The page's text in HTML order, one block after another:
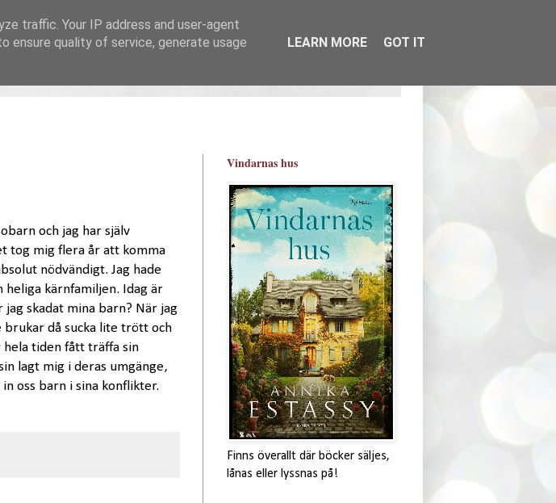
och jag har själv
tog mig flera år att komma
nödvändigt. Jag hade
kärnfamiljen. Idag är
skadat mina barn? När jag
då sucka lite trött och
hela tiden fått träffa sin
lagt mig i deras umgänge,
oss barn i sina konflikter.
Vindarnas hus
Finns överallt där böcker säljes,
lånas eller lyssnas på!
traffic. Your IP address and user-agent
ensure quality of service, generate usage
LEARN MORE GOT IT